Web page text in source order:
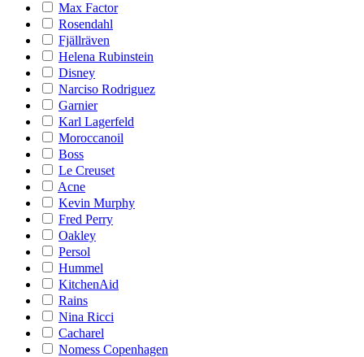
Max Factor
Rosendahl
Fjällräven
Helena Rubinstein
Disney
Narciso Rodriguez
Garnier
Karl Lagerfeld
Moroccanoil
Boss
Le Creuset
Acne
Kevin Murphy
Fred Perry
Oakley
Persol
Hummel
KitchenAid
Rains
Nina Ricci
Cacharel
Nomess Copenhagen